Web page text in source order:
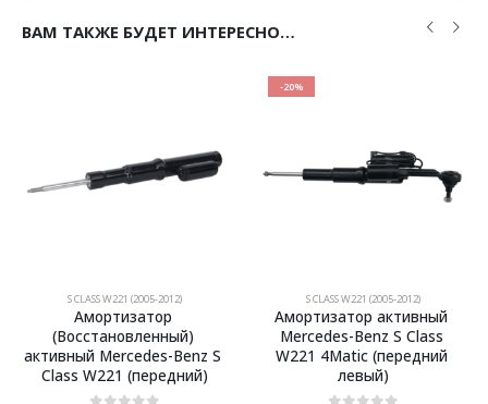
ВАМ ТАКЖЕ БУДЕТ ИНТЕРЕСНО…
S CLASS W221 (2005-2012)
Амортизатор
(Восстановленный)
активный Mercedes-Benz S
Class W221 (передний)
-20%
S CLASS W221 (2005-2012)
Амортизатор активный
Mercedes-Benz S Class
W221 4Matic (передний
левый)